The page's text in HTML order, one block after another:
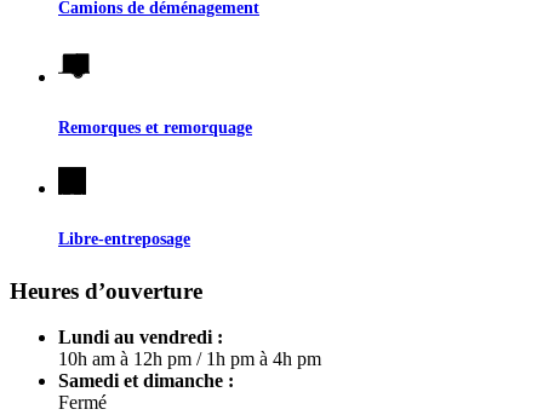
Camions de déménagement
Remorques et remorquage
Libre-entreposage
Heures d’ouverture
Lundi au vendredi :
10h am à 12h pm / 1h pm à 4h pm
Samedi et dimanche :
Fermé